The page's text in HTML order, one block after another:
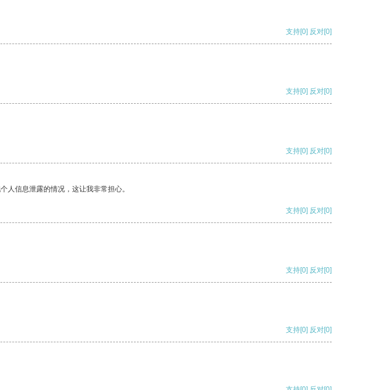
支持[0] 反对[0]
支持[0] 反对[0]
支持[0] 反对[0]
人信息泄露的情况，这让我非常担心。
支持[0] 反对[0]
支持[0] 反对[0]
支持[0] 反对[0]